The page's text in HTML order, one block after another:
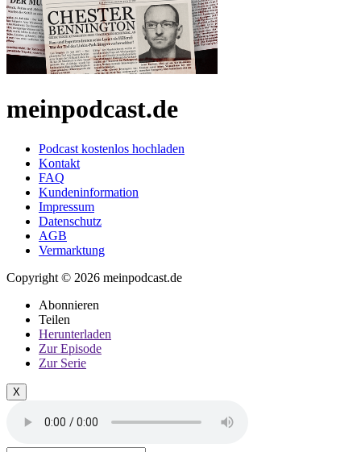
meinpodcast.de
Podcast kostenlos hochladen
Kontakt
FAQ
Kundeninformation
Impressum
Datenschutz
AGB
Vermarktung
Copyright © 2026 meinpodcast.de
Abonnieren
Teilen
Herunterladen
Zur Episode
Zur Serie
X